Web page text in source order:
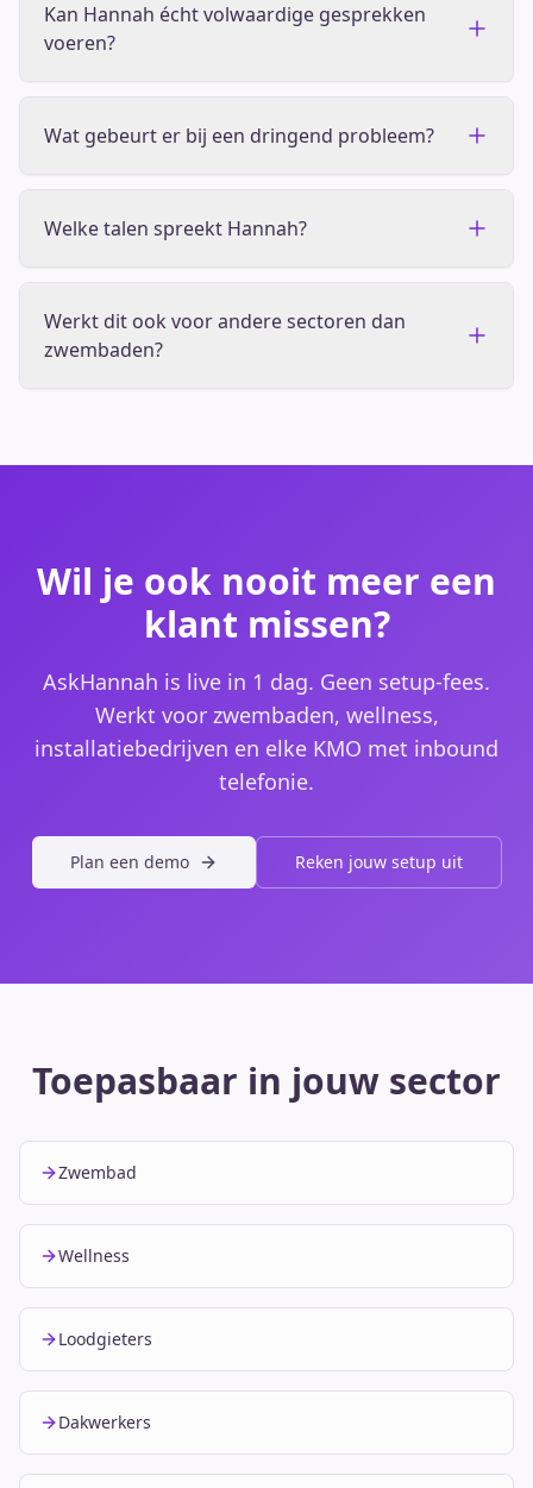
Kan Hannah écht volwaardige gesprekken
voeren?
Wat gebeurt er bij een dringend probleem?
Welke talen spreekt Hannah?
Werkt dit ook voor andere sectoren dan
zwembaden?
Wil je ook nooit meer een
klant missen?
AskHannah is live in 1 dag. Geen setup-fees.
Werkt voor zwembaden, wellness,
installatiebedrijven en elke KMO met inbound
telefonie.
Plan een demo Reken jouw setup uit
Toepasbaar in jouw sector
Zwembad
Wellness
Loodgieters
Dakwerkers